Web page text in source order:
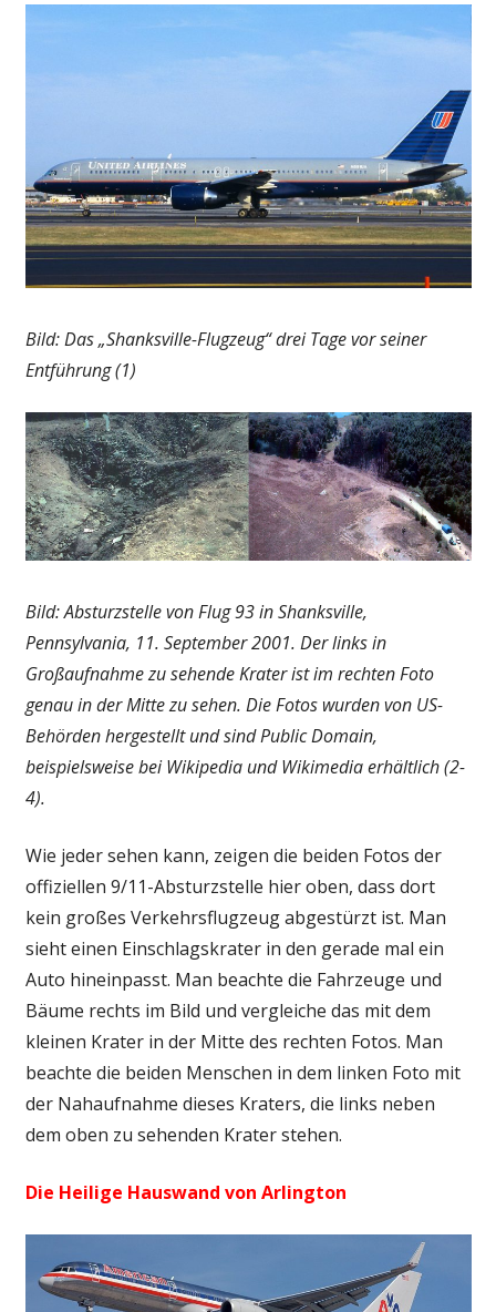
Bild: Das „Shanksville-Flugzeug“ drei Tage vor seiner
Entführung (1)
Bild: Absturzstelle von Flug 93 in Shanksville,
Pennsylvania, 11. September 2001. Der links in
Großaufnahme zu sehende Krater ist im rechten Foto
genau in der Mitte zu sehen. Die Fotos wurden von US-
Behörden hergestellt und sind Public Domain,
beispielsweise bei Wikipedia und Wikimedia erhältlich (2-
4).
Wie jeder sehen kann, zeigen die beiden Fotos der
offiziellen 9/11-Absturzstelle hier oben, dass dort
kein großes Verkehrsflugzeug abgestürzt ist. Man
sieht einen Einschlagskrater in den gerade mal ein
Auto hineinpasst. Man beachte die Fahrzeuge und
Bäume rechts im Bild und vergleiche das mit dem
kleinen Krater in der Mitte des rechten Fotos. Man
beachte die beiden Menschen in dem linken Foto mit
der Nahaufnahme dieses Kraters, die links neben
dem oben zu sehenden Krater stehen.
Die Heilige Hauswand von Arlington